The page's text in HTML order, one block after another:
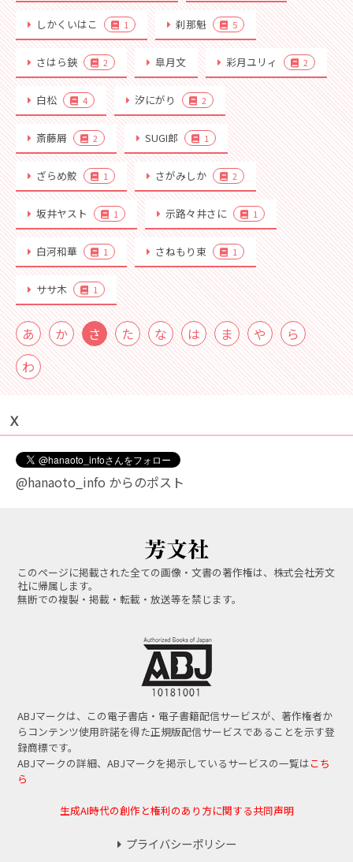
しかくいはこ 1 刹那魁 5
さはら鋏 2 皐月文 彩月ユリィ 2
白松 4 汐にがり 2
斎藤屑 2 SUGI郎 1
ざらめ鮫 1 さがみしか 2
坂井ヤスト 1 示路々井さに 1
白河和華 1 さねもり束 1
ササ木 1
あ か さ た な は ま や
ら
わ
Ｘ
@hanaoto_info からのポスト
このページに掲載された全ての画像・文書の著作権は、株式会社芳文
社に帰属します。
無断での複製・掲載・転載・放送等を禁じます。
ABJマークは、この電子書店・電子書籍配信サービスが、著作権者か
らコンテンツ使用許諾を得た正規版配信サービスであることを示す登
録商標です。
ABJマークの詳細、ABJマークを掲示しているサービスの一覧はこち
ら
生成AI時代の創作と権利のあり方に関する共同声明
プライバシーポリシー